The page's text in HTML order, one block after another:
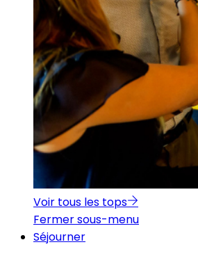
Voir tous les tops
Fermer sous-menu
Séjourner